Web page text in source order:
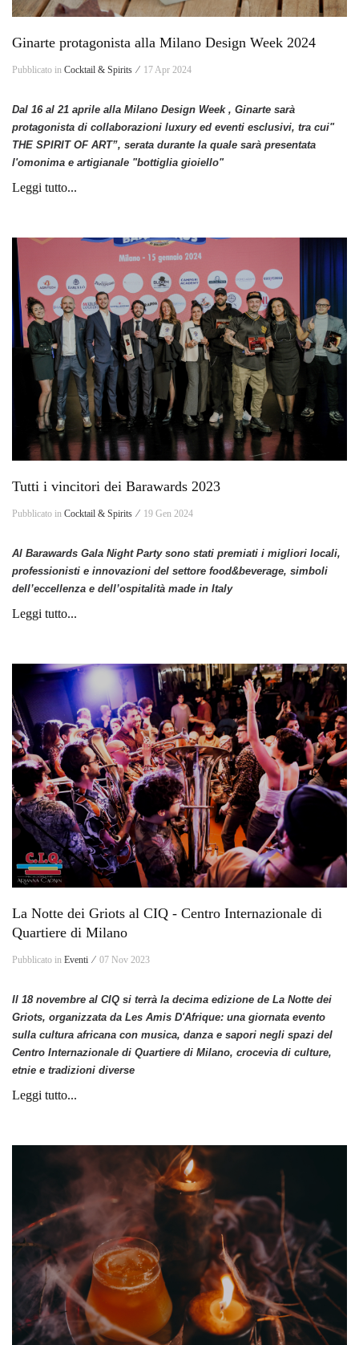
Ginarte protagonista alla Milano Design Week 2024
Pubblicato in Cocktail & Spirits ⁄ 17 Apr 2024
Dal 16 al 21 aprile alla Milano Design Week , Ginarte sarà
protagonista di collaborazioni luxury ed eventi esclusivi, tra cui"
THE SPIRIT OF ART”, serata durante la quale sarà presentata
l'omonima e artigianale "bottiglia gioiello"
Leggi tutto...
Tutti i vincitori dei Barawards 2023
Pubblicato in Cocktail & Spirits ⁄ 19 Gen 2024
Al Barawards Gala Night Party sono stati premiati i migliori locali,
professionisti e innovazioni del settore food&beverage, simboli
dell’eccellenza e dell’ospitalità made in Italy
Leggi tutto...
La Notte dei Griots al CIQ - Centro Internazionale di
Quartiere di Milano
Pubblicato in Eventi ⁄ 07 Nov 2023
Il 18 novembre al CIQ si terrà la decima edizione de La Notte dei
Griots, organizzata da Les Amis D'Afrique: una giornata evento
sulla cultura africana con musica, danza e sapori negli spazi del
Centro Internazionale di Quartiere di Milano, crocevia di culture,
etnie e tradizioni diverse
Leggi tutto...